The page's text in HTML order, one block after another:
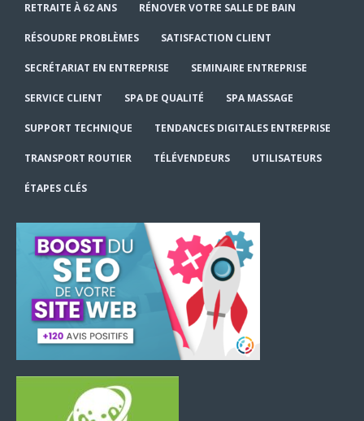
RETRAITE À 62 ANS RÉNOVER VOTRE SALLE DE BAIN
RÉSOUDRE PROBLÈMES SATISFACTION CLIENT
SECRÉTARIAT EN ENTREPRISE SEMINAIRE ENTREPRISE
SERVICE CLIENT SPA DE QUALITÉ SPA MASSAGE
SUPPORT TECHNIQUE TENDANCES DIGITALES ENTREPRISE
TRANSPORT ROUTIER TÉLÉVENDEURS UTILISATEURS
ÉTAPES CLÉS